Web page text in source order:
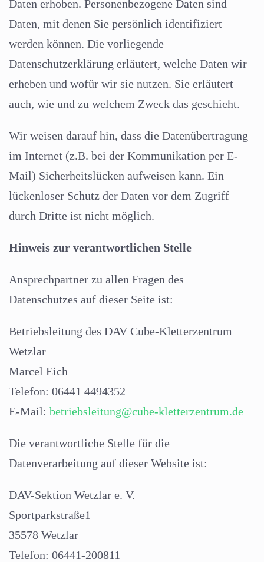
Daten erhoben. Personenbezogene Daten sind
Daten, mit denen Sie persönlich identifiziert
werden können. Die vorliegende
Datenschutzerklärung erläutert, welche Daten wir
erheben und wofür wir sie nutzen. Sie erläutert
auch, wie und zu welchem Zweck das geschieht.
Wir weisen darauf hin, dass die Datenübertragung
im Internet (z.B. bei der Kommunikation per E-
Mail) Sicherheitslücken aufweisen kann. Ein
lückenloser Schutz der Daten vor dem Zugriff
durch Dritte ist nicht möglich.
Hinweis zur verantwortlichen Stelle
Ansprechpartner zu allen Fragen des
Datenschutzes auf dieser Seite ist:
Betriebsleitung des DAV Cube-Kletterzentrum
Wetzlar
Marcel Eich
Telefon: 06441 4494352
E-Mail: betriebsleitung@cube-kletterzentrum.de
Die verantwortliche Stelle für die
Datenverarbeitung auf dieser Website ist:
DAV-Sektion Wetzlar e. V.
Sportparkstraße1
35578 Wetzlar
Telefon: 06441-200811